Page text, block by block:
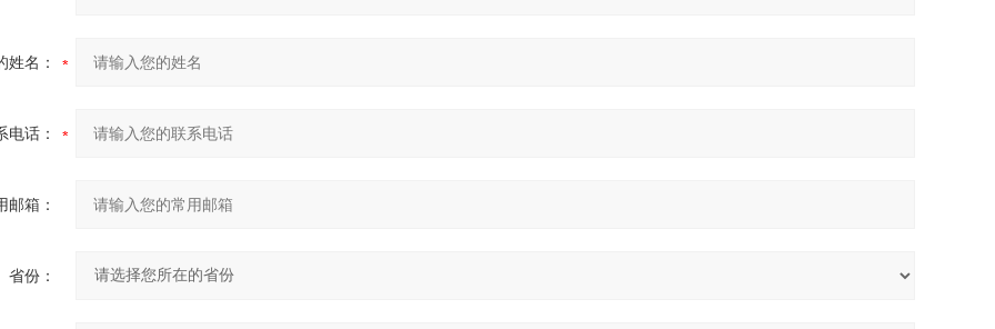
姓名：
电话：
邮箱：
省份：